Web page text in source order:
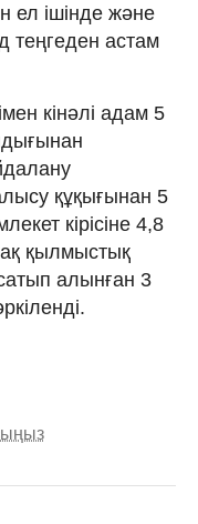
ел ішінде және
теңгеден астам
кінәлі адам 5
құқығынан 5
кірісіне 4,8
ақ қылмыстық
алынған 3